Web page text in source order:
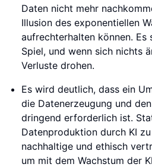
Daten nicht mehr
Illusion des exponentiellen
aufrechterhalten können. Es
Spiel, und wenn sich nichts
Verluste drohen.
Es wird deutlich, dass ein
die Datenerzeugung und
dringend erforderlich ist.
Datenproduktion durch KI
nachhaltige und ethisch
um mit dem Wachstum der